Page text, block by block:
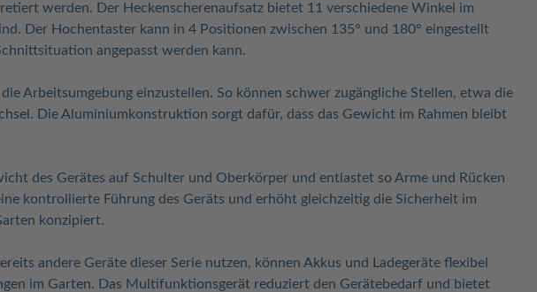
werden. Der Heckenscherenaufsatz bietet 11 verschiedene Winkel im
Der Hochentaster kann in 4 Positionen zwischen 135° und 180° eingestellt
angepasst werden kann.
Arbeitsumgebung einzustellen. So können schwer zugängliche Stellen, etwa die
Die Aluminiumkonstruktion sorgt dafür, dass das Gewicht im Rahmen bleibt
des Gerätes auf Schulter und Oberkörper und entlastet so Arme und Rücken
kontrollierte Führung des Geräts und erhöht gleichzeitig die Sicherheit im
konzipiert.
andere Geräte dieser Serie nutzen, können Akkus und Ladegeräte flexibel
im Garten. Das Multifunktionsgerät reduziert den Gerätebedarf und bietet